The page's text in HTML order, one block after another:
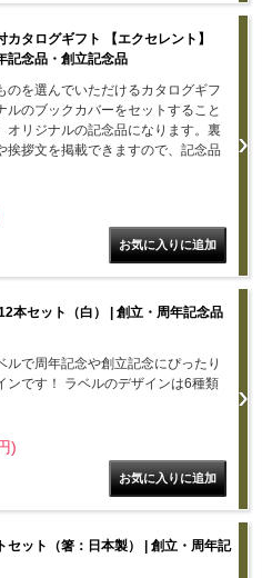
カタログギフト 【エクセレント】
記念品・創立記念品
のを選んでいただけるカタログギフ
ルのブックカバーをセットすること
オリジナルの記念品になります。裏
挨拶文を掲載できますので、記念品
本セット（白） | 創立・周年記念品
ルで周年記念や創立記念にぴったり
ンです！ ラベルのデザインは6種類
)
セット（箸：日本製） | 創立・周年記